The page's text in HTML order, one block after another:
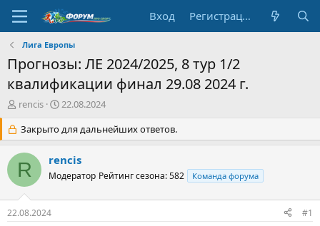
Вход Регистрация
Лига Европы
Прогнозы: ЛЕ 2024/2025, 8 тур 1/2
квалификации финал 29.08 2024 г.
А
т
о
р
т
е
м
rencis
Д
т
а
а
ч
а
22.08.2024
Закрыто для дальнейших ответов.
R rencis
Модератор Рейтинг сезона: 582 Команда форума
22.08.2024 #1